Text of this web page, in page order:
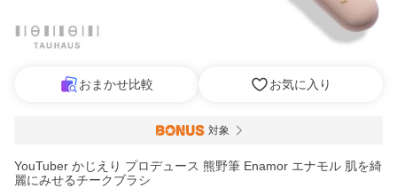
おまかせ比較 お気に入り
対象
YouTuber かじえり プロデュース 熊野筆 Enamor エナモル 肌を綺
麗にみせるチークブラシ